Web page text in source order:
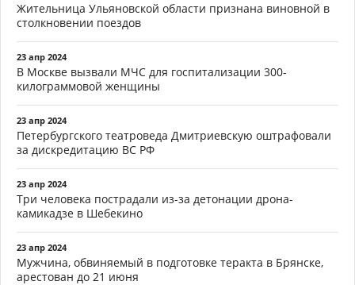
Жительница Ульяновской области признана виновной в
столкновении поездов
23 апр 2024
В Москве вызвали МЧС для госпитализации 300-
килограммовой женщины
23 апр 2024
Петербургского театроведа Дмитриевскую оштрафовали
за дискредитацию ВС РФ
23 апр 2024
Три человека пострадали из-за детонации дрона-
камикадзе в Шебекино
23 апр 2024
Мужчина, обвиняемый в подготовке теракта в Брянске,
арестован до 21 июня